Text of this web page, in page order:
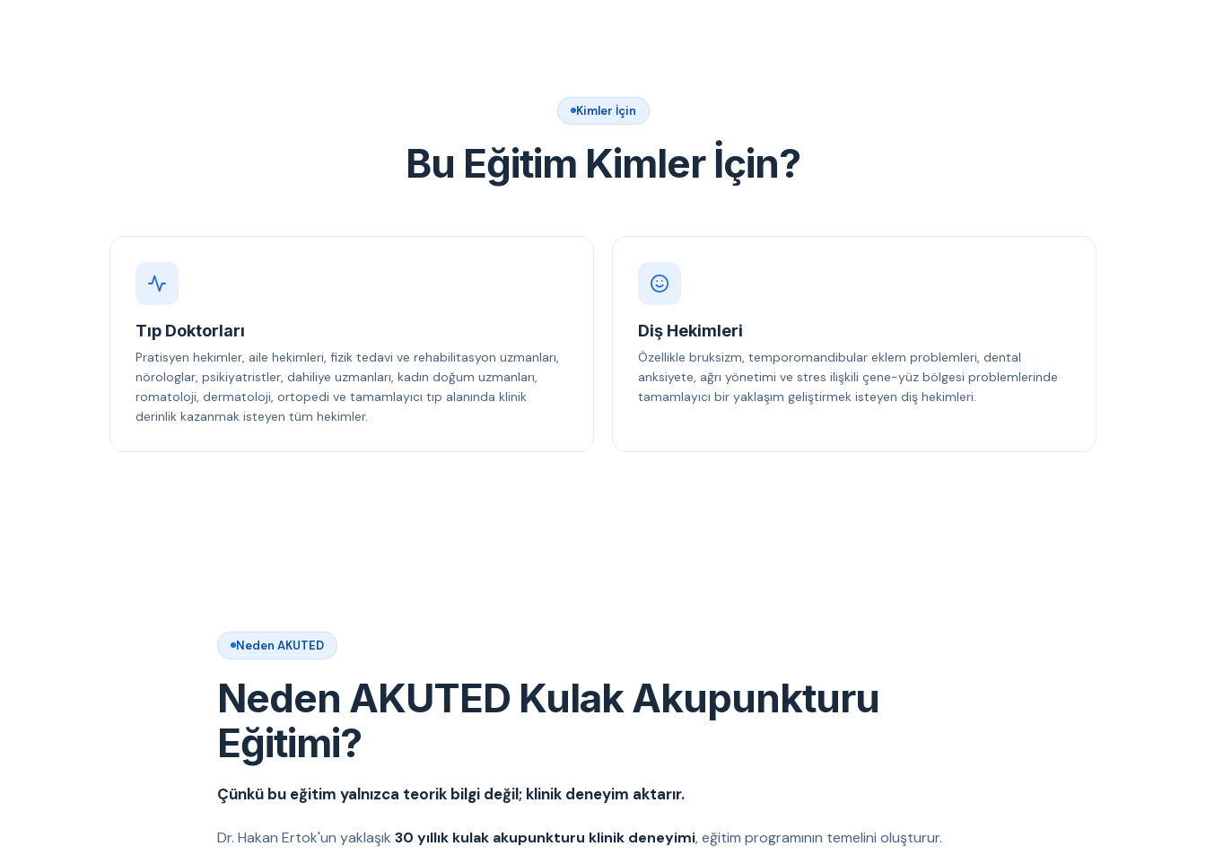
Kimler İçin
Bu Eğitim Kimler İçin?
Tıp Doktorları
Pratisyen hekimler, aile hekimleri, fizik tedavi ve rehabilitasyon uzmanları,
nörologlar, psikiyatristler, dahiliye uzmanları, kadın doğum uzmanları,
romatoloji, dermatoloji, ortopedi ve tamamlayıcı tıp alanında klinik
derinlik kazanmak isteyen tüm hekimler.
Diş Hekimleri
Özellikle bruksizm, temporomandibular eklem problemleri, dental
anksiyete, ağrı yönetimi ve stres ilişkili çene-yüz bölgesi problemlerinde
tamamlayıcı bir yaklaşım geliştirmek isteyen diş hekimleri.
Neden AKUTED
Neden AKUTED Kulak Akupunkturu
Eğitimi?
Çünkü bu eğitim yalnızca teorik bilgi değil; klinik deneyim aktarır.
Dr. Hakan Ertok'un yaklaşık 30 yıllık kulak akupunkturu klinik deneyimi, eğitim programının temelini oluşturur.